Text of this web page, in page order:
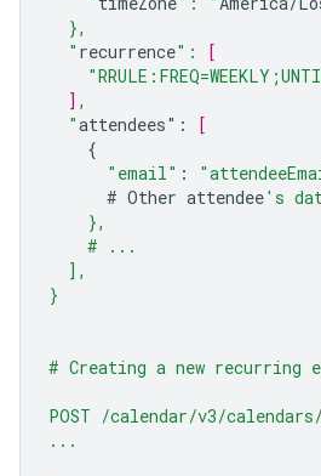
  },
  "
recurrence":
[
] ,
  "
attendees" :
[
{
"email" :
# Other attendee's
    },
    # ...
  ],
}
# Creating a new recurring
POST /calendar/v3/
...